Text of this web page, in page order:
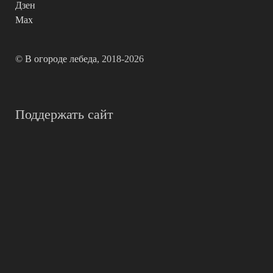
Дзен
Max
© В огороде лебеда, 2018-2026
Поддержать сайт